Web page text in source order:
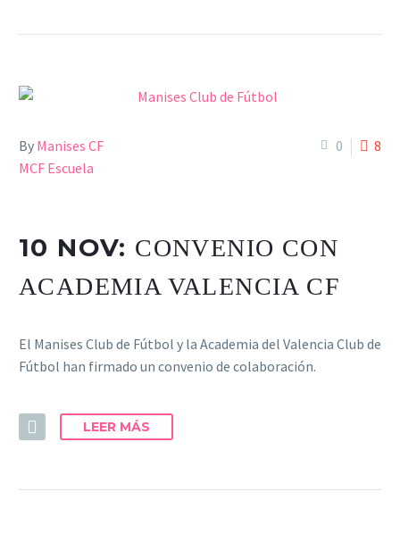
0 8
By Manises CF
MCF Escuela
10 NOV: CONVENIO CON
ACADEMIA VALENCIA CF
El Manises Club de Fútbol y la Academia del Valencia Club de
Fútbol han firmado un convenio de colaboración.
LEER MÁS